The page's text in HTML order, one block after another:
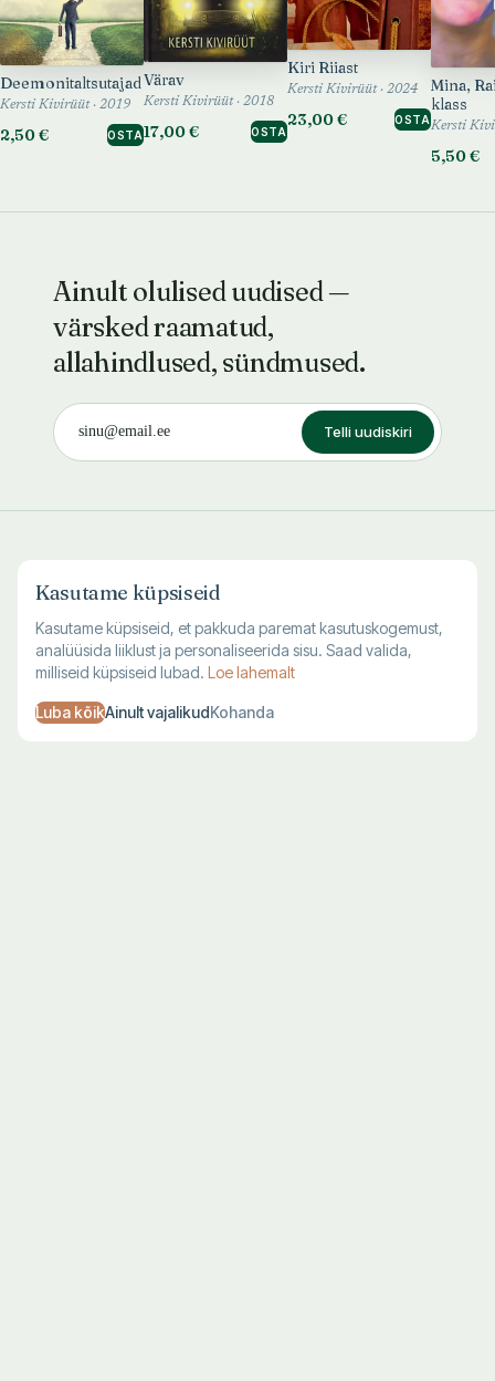
Deemonitaltsutajad
Kersti Kivirüüt · 2019
2,50 € OSTA
Värav
Kersti Kivirüüt · 2018
17,00 € OSTA
Kiri Riiast
Kersti Kivirüüt · 2024
23,00 € OSTA
Mina,
klass
Kersti
5,50 €
Ainult olulised uudised —
värsked raamatud,
allahindlused, sündmused.
Telli uudiskiri
Eesti vanim internetiraamatupood. Maailma suurim
Eesti raamatute valik — uued, kasutatud ja antikvaarsed
Kasutame küpsiseid
Kasutame küpsiseid, et pakkuda paremat kasutuskogemust,
analüüsida liiklust ja personaliseerida sisu. Saad valida,
milliseid küpsiseid lubad. Loe lahemalt
Luba kõikAinult vajalikudKohanda